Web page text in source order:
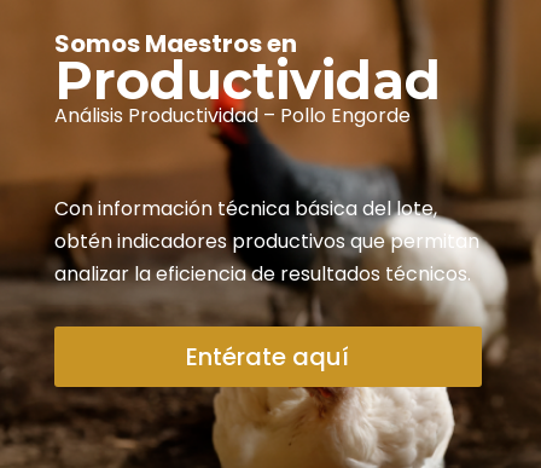
Somos Maestros en
Productividad
Análisis Productividad – Pollo Engorde
Con información técnica básica del lote,
obtén indicadores productivos que permitan
analizar la eficiencia de resultados técnicos.
Entérate aquí